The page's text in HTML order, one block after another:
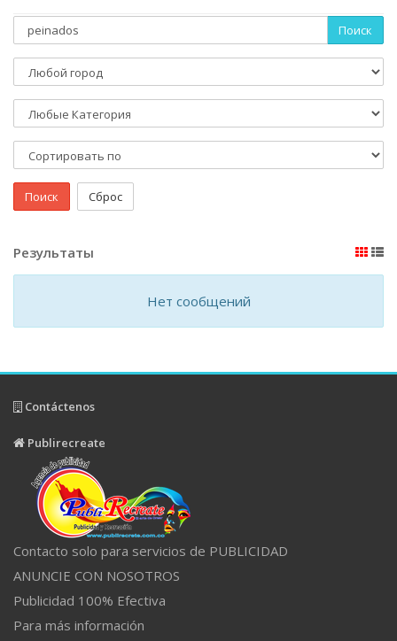
Поиск
Поиск Сброс
Результаты
Нет сообщений
Contáctenos
Publirecreate
Contacto solo para servicios de PUBLICIDAD
ANUNCIE CON NOSOTROS
Publicidad 100% Efectiva
Para más información